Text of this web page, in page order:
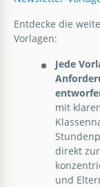
Entdecke die
Vorlagen:
Jede
mit
direkt
und